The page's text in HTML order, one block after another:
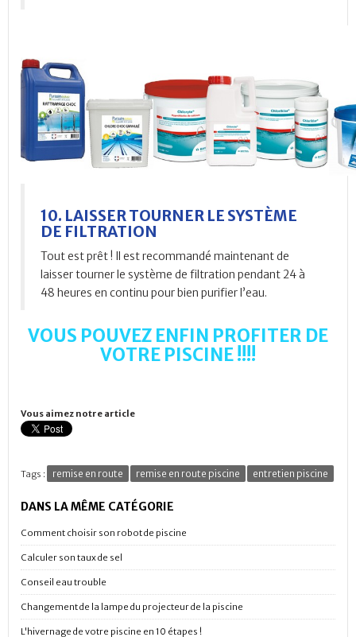
10. LAISSER TOURNER LE SYSTÈME
DE FILTRATION
Tout est prêt ! Il est recommandé maintenant de
laisser tourner le système de filtration pendant 24 à
48 heures en continu pour bien purifier l’eau.
VOUS POUVEZ ENFIN PROFITER DE
VOTRE PISCINE !!!!
Vous aimez notre article
Tags : remise en route remise en route piscine entretien piscine
DANS LA MÊME CATÉGORIE
Comment choisir son robot de piscine
Calculer son taux de sel
Conseil eau trouble
Changement de la lampe du projecteur de la piscine
L'hivernage de votre piscine en 10 étapes !